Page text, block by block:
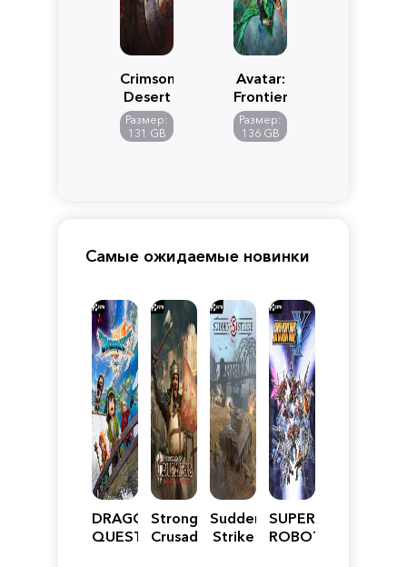
Crimson
Desert
Размер:
131 GB
Avatar:
Frontiers
of
Pandora
Размер:
136 GB
Самые ожидаемые новинки
DRAGON
QUEST
Stronghold
Crusader:
Sudden
Strike
SUPER
ROBOT